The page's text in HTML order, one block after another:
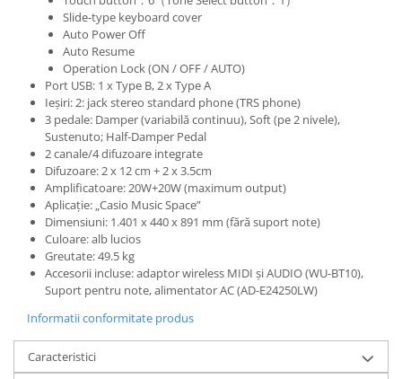
Cabluri Earpad si accesorii de casti
Casti broadcast si Casti cu Microfon
Casti DJ
Casti Hi-fi
Casti In ear pentru monitorizare
Casti Noise Cancelling
Casti Studio
Casti wireless / fara fir
Idei de cadouri
Slide-type keyboard cover
Auto Power Off
Auto Resume
Operation Lock (ON / OFF / AUTO)
Port USB: 1 x Type B, 2 x Type A
Ieșiri: 2: jack stereo standard phone (TRS phone)
3 pedale: Damper (variabilă continuu), Soft (pe 2 nivele),
Sustenuto; Half-Damper Pedal
2 canale/4 difuzoare integrate
Difuzoare: 2 x 12 cm + 2 x 3.5cm
Amplificatoare: 20W+20W (maximum output)
Aplicație: „Casio Music Space”
Dimensiuni: 1.401 x 440 x 891 mm (fără suport note)
Culoare: alb lucios
Greutate: 49.5 kg
Accesorii incluse: adaptor wireless MIDI și AUDIO (WU-BT10),
Suport pentru note, alimentator AC (AD-E24250LW)
Informatii conformitate produs
Caracteristici